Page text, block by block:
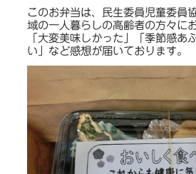
このお弁当は、民生委員児童委員
域の一人暮らしの高齢者の方々に
「大変美味しかった」「季節感あ
い」など感想が届いております。